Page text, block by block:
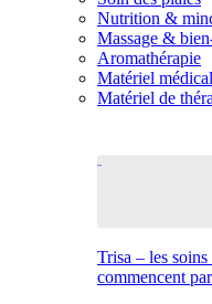
Nutrition &
Massage &
Aromathérapie
Matériel
Matériel de
Trisa – les
commencent